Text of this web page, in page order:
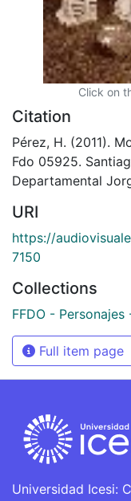
Click on
Citation
Pérez, H. (2011).
Fdo 05925.
Departamental
URI
https://
7150
Collections
FFDO -
Full item page
Universidad Icesi: